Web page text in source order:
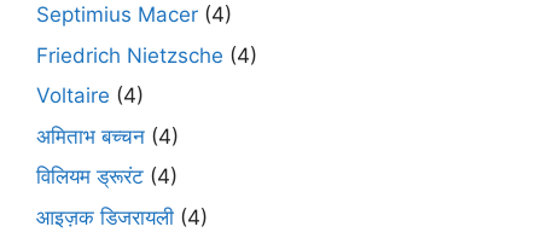
Septimius Macer (4)
Friedrich Nietzsche (4)
Voltaire (4)
अमिताभ बच्चन (4)
विलियम ड्रूरंट (4)
आइज़क डिजरायली (4)